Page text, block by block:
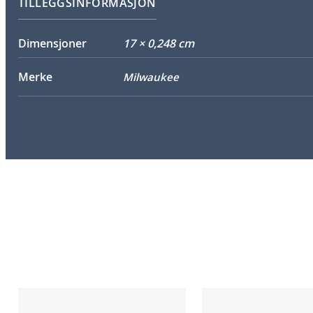
Dimensjoner 17 × 0,248 cm
Merke Milwaukee